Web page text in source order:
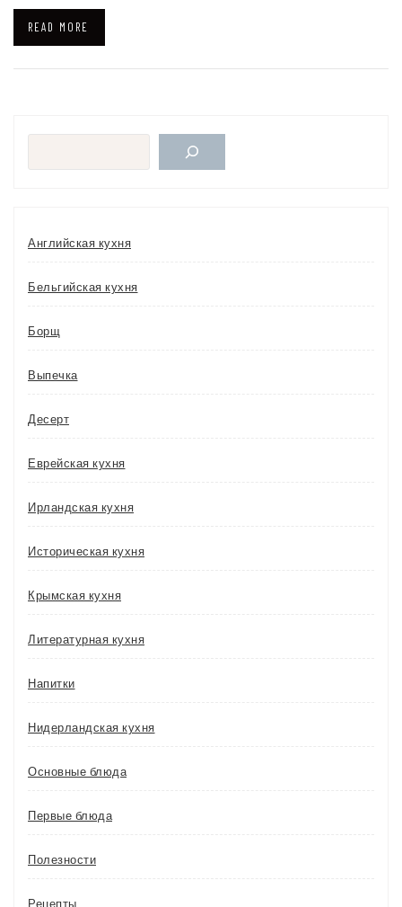
READ MORE
Английская кухня
Бельгийская кухня
Борщ
Выпечка
Десерт
Еврейская кухня
Ирландская кухня
Историческая кухня
Крымская кухня
Литературная кухня
Напитки
Нидерландская кухня
Основные блюда
Первые блюда
Полезности
Рецепты